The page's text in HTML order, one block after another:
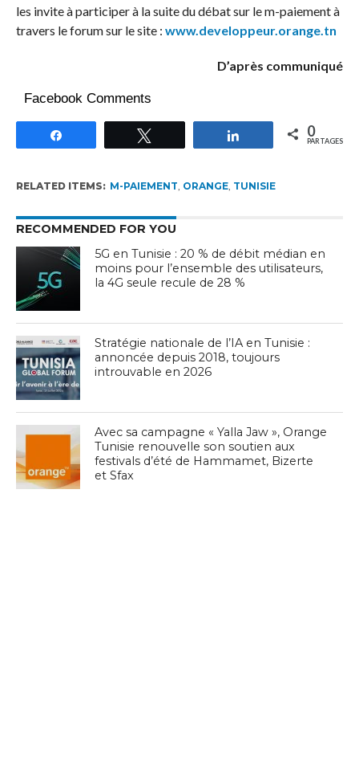
les invite à participer à la suite du débat sur le m-paiement à
travers le forum sur le site : www.developpeur.orange.tn
D’après communiqué
Facebook Comments
Partagez 0
PARTAGES
RELATED ITEMS: M-PAIEMENT, ORANGE, TUNISIE
RECOMMENDED FOR YOU
5G en Tunisie : 20 % de débit médian en
moins pour l’ensemble des utilisateurs,
la 4G seule recule de 28 %
Stratégie nationale de l’IA en Tunisie :
annoncée depuis 2018, toujours
introuvable en 2026
Avec sa campagne « Yalla Jaw », Orange
Tunisie renouvelle son soutien aux
festivals d’été de Hammamet, Bizerte
et Sfax